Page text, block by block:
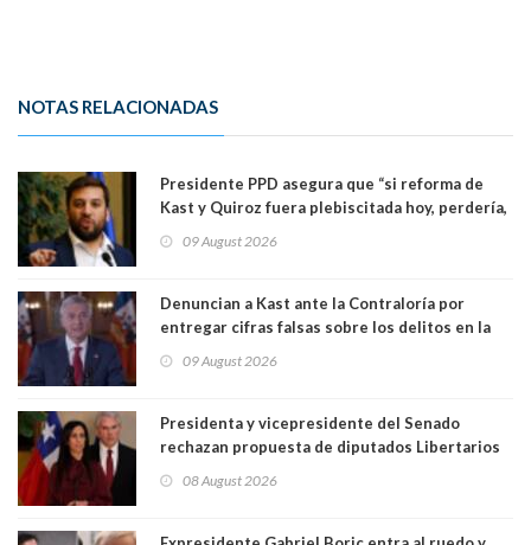
NOTAS RELACIONADAS
Presidente PPD asegura que “si reforma de
Kast y Quiroz fuera plebiscitada hoy, perdería,
a favor de la oposición, sería una victoria de la
09 August 2026
Denuncian a Kast ante la Contraloría por
entregar cifras falsas sobre los delitos en la
09 August 2026
Presidenta y vicepresidente del Senado
rechazan propuesta de diputados Libertarios
"Constituye un camino equivocado"
08 August 2026